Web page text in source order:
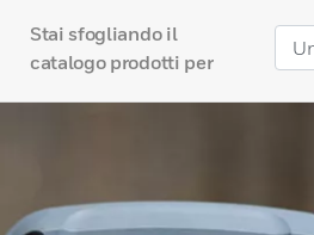
Stai sfogliando il
catalogo prodotti per